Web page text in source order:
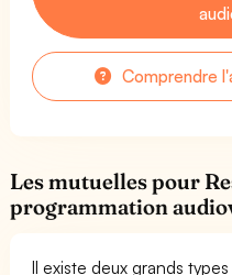
Comprendre
Les mutuelles pour
programmation
Il existe deux grands